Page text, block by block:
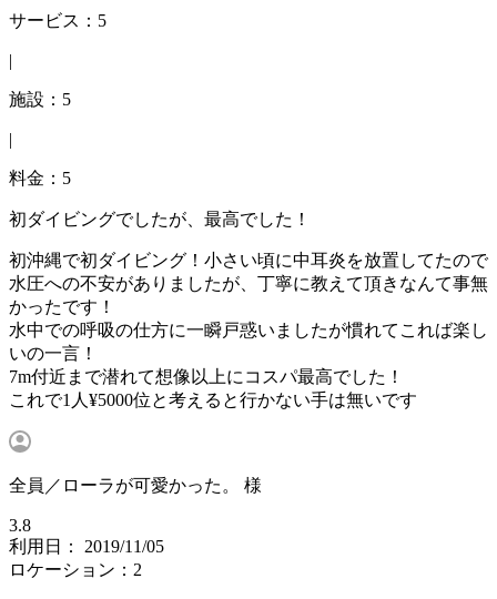
サービス：5
|
施設：5
|
料金：5
初ダイビングでしたが、最高でした！
初沖縄で初ダイビング！小さい頃に中耳炎を放置してたので
水圧への不安がありましたが、丁寧に教えて頂きなんて事無
かったです！
水中での呼吸の仕方に一瞬戸惑いましたが慣れてこれば楽し
いの一言！
7m付近まで潜れて想像以上にコスパ最高でした！
これで1人¥5000位と考えると行かない手は無いです
全員／ローラが可愛かった。 様
3.8
利用日： 2019/11/05
ロケーション：2